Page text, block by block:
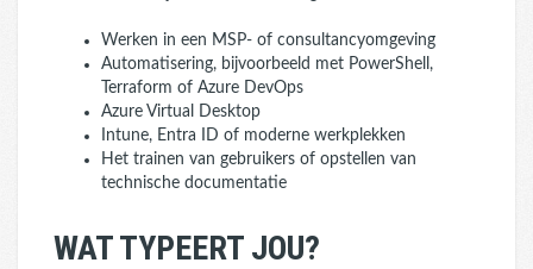
Werken in een MSP- of consultancyomgeving
Automatisering, bijvoorbeeld met PowerShell,
Terraform of Azure DevOps
Azure Virtual Desktop
Intune, Entra ID of moderne werkplekken
Het trainen van gebruikers of opstellen van
technische documentatie
WAT TYPEERT JOU?